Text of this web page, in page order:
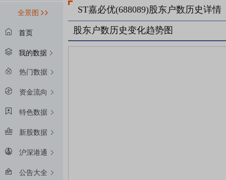
全景图
首页
我的数据
热门数据
资金流向
特色数据
新股数据
沪深港通
公告大全
ST嘉必优(688089)股东户数历史详情
股东户数历史变化趋势图